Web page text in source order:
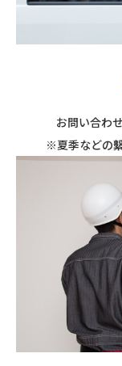
お問い合わ
※夏季などの